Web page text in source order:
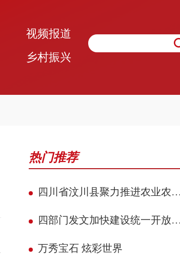
视频报道
乡村振兴
热门推荐
四川省汶川县聚力推进农业农村现代化 赋能民族地区县域典范建设攻坚见效
四部门发文加快建设统一开放的交通运输市场
万秀宝石 炫彩世界